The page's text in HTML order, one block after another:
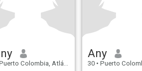
Colombia, Atlántico, Colombie
Any
30 • Puerto Colombia,